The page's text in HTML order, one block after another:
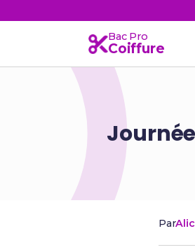
Bac Pro
Coiffure
Par